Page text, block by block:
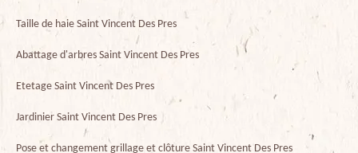
Taille de haie Saint Vincent Des Pres
Abattage d'arbres Saint Vincent Des Pres
Etetage Saint Vincent Des Pres
Jardinier Saint Vincent Des Pres
Pose et changement grillage et clôture Saint Vincent Des Pres